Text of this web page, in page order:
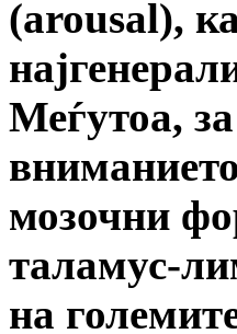
(arousal),
Меѓутоа,
мозочни
таламус-
на